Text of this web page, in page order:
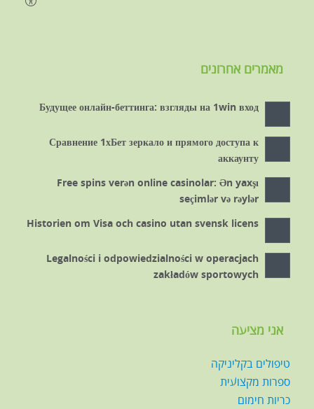
מאמרים אחרונים
Будущее онлайн-беттинга: взгляды на 1win вход
Сравнение 1хБет зеркало и прямого доступа к
аккаунту
Free spins verən online casinolar: Ən yaxşı
seçimlər və rəylər
Historien om Visa och casino utan svensk licens
Legalności i odpowiedzialności w operacjach
zakładów sportowych
אני מציעה
טיפולים בקליניקה
ספרות מקצועית
כריות חימום